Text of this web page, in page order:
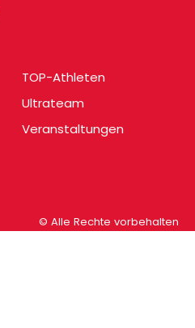
TOP-Athleten
Ultrateam
Veranstaltungen
© Alle Rechte vorbehalten